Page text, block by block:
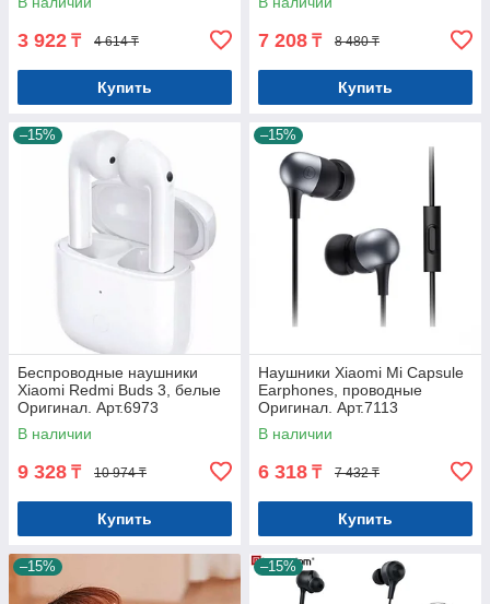
3 922 ₸ 4 614 ₸
Купить
7 208 ₸ 8 480 ₸
Купить
–15%
Беспроводные наушники
Xiaomi Redmi Buds 3, белые
Оригинал. Арт.6973
В наличии
9 328 ₸ 10 974 ₸
Купить
–15%
Наушники Xiaomi Mi Capsule
Earphones, проводные
Оригинал. Арт.7113
В наличии
6 318 ₸ 7 432 ₸
Купить
–15% –15%